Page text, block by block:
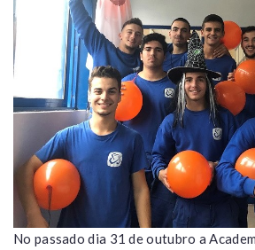
No passado dia 31 de outubro a